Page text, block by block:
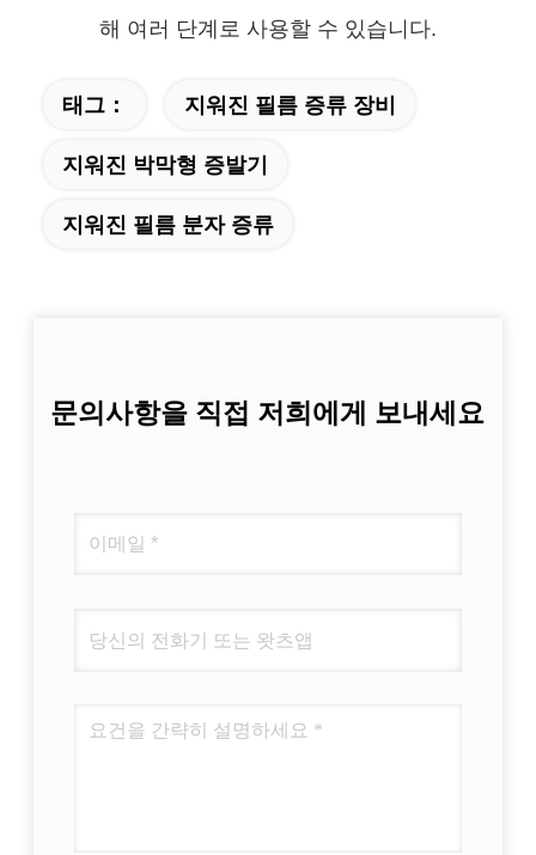
해 여러 단계로 사용할 수 있습니다.
태그： 지워진 필름 증류 장비
지워진 박막형 증발기
지워진 필름 분자 증류
문의사항을 직접 저희에게 보내세요